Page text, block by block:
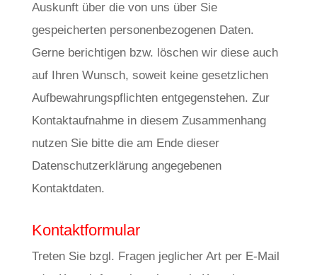
a
i
s
v
i
h
1
2
Auskunft über die von uns über Sie
gespeicherten personenbezogenen Daten.
Gerne berichtigen bzw. löschen wir diese auch
auf Ihren Wunsch, soweit keine gesetzlichen
Aufbewahrungspflichten entgegenstehen. Zur
Kontaktaufnahme in diesem Zusammenhang
nutzen Sie bitte die am Ende dieser
Datenschutzerklärung angegebenen
Kontaktdaten.
Kontaktformular
Treten Sie bzgl. Fragen jeglicher Art per E-Mail